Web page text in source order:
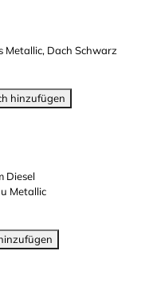
Metallic, Dach Schwarz
hinzufügen
Diesel
Metallic